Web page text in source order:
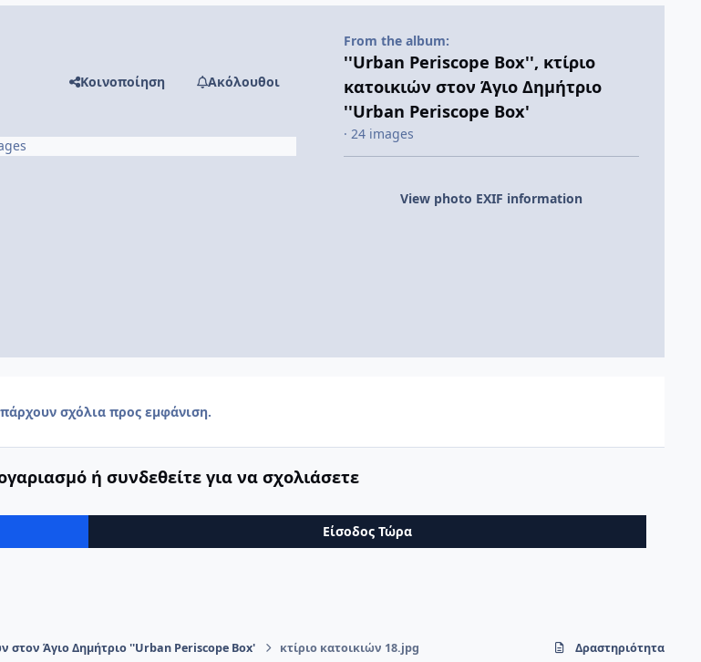
Κοινοποίηση Ακόλουθοι
From the album:
''Urban Periscope Box'', κτίριο
κατοικιών στον Άγιο Δημήτριο
''Urban Periscope Box'
· 24 images
View photo EXIF information
σχόλια προς εμφάνιση.
ή συνδεθείτε για να σχολιάσετε
Είσοδος Τώρα
στον Άγιο Δημήτριο ''Urban Periscope Box' κτίριο κατοικιών 18.jpg Δραστηριότητα